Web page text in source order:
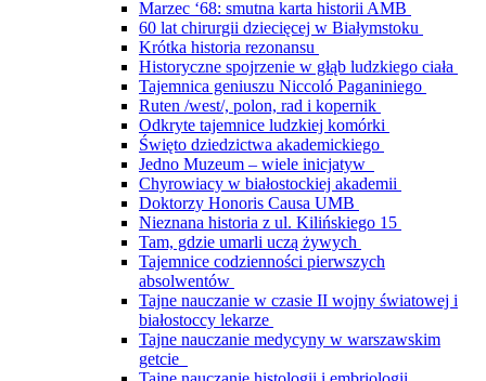
Marzec ‘68: smutna karta historii AMB
60 lat chirurgii dziecięcej w Białymstoku
Krótka historia rezonansu
Historyczne spojrzenie w głąb ludzkiego ciała
Tajemnica geniuszu Niccoló Paganiniego
Ruten /west/, polon, rad i kopernik
Odkryte tajemnice ludzkiej komórki
Święto dziedzictwa akademickiego
Jedno Muzeum – wiele inicjatyw
Chyrowiacy w białostockiej akademii
Doktorzy Honoris Causa UMB
Nieznana historia z ul. Kilińskiego 15
Tam, gdzie umarli uczą żywych
Tajemnice codzienności pierwszych
absolwentów
Tajne nauczanie w czasie II wojny światowej i
białostoccy lekarze
Tajne nauczanie medycyny w warszawskim
getcie